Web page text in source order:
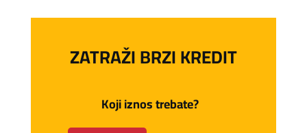
ZATRAŽI BRZI KREDIT
Koji iznos trebate?